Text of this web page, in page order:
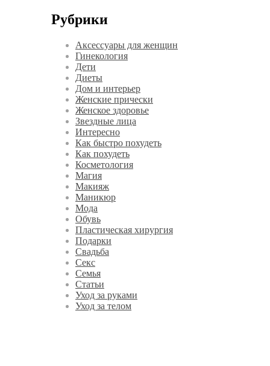
Рубрики
Аксессуары для женщин
Гинекология
Дети
Диеты
Дом и интерьер
Женские прически
Женское здоровье
Звездные лица
Интересно
Как быстро похудеть
Как похудеть
Косметология
Магия
Макияж
Маникюр
Мода
Обувь
Пластическая хирургия
Подарки
Свадьба
Секс
Семья
Статьи
Уход за руками
Уход за телом